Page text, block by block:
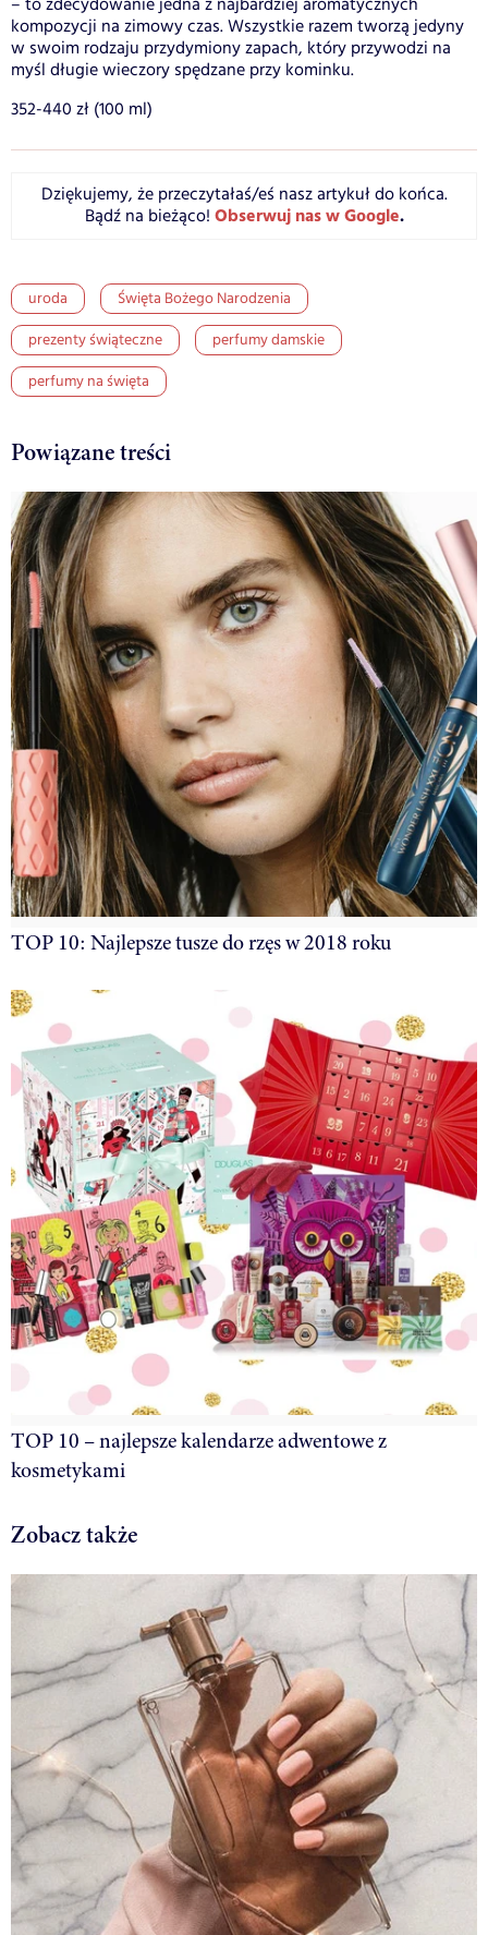
– to zdecydowanie jedna z najbardziej aromatycznych
kompozycji na zimowy czas. Wszystkie razem tworzą jedyny
w swoim rodzaju przydymiony zapach, który przywodzi na
myśl długie wieczory spędzane przy kominku.
352-440 zł (100 ml)
Dziękujemy, że przeczytałaś/eś nasz artykuł do końca.
Bądź na bieżąco! Obserwuj nas w Google.
uroda
Święta Bożego Narodzenia
prezenty świąteczne
perfumy damskie
perfumy na święta
Powiązane treści
TOP 10: Najlepsze tusze do rzęs w 2018 roku
TOP 10 – najlepsze kalendarze adwentowe z
kosmetykami
Zobacz także